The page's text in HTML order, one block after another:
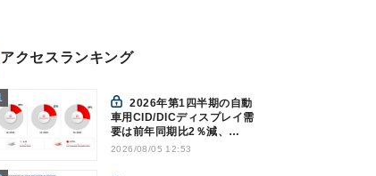
アクセスランキング
2026年第1四半期の自動
車用CID/DICディスプレイ需
要は前年同期比2％減、
Counterpoint調べ
2026/08/05 12:53